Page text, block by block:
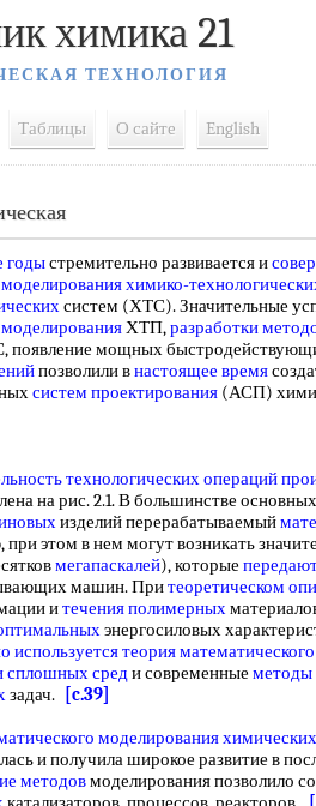
химика 21
ТЕХНОЛОГИЯ
Таблицы О сайте English
годыстремительно развивается и
химико-
систем (ХТС). Значительные
ХТП,разработки
появление мощных
позволили внастоящее время
систем проектирования (АСП)
технологических операций
на рис. 2.1. В большинстве
изделий перерабатываемый
этом в нем могут возникать
мегапаскалей), которые
машин. Притеоретическом
итечения полимерных
энергосиловых
используетсятеория математического
сплошных среди современные методы
задач.
[c.39]
моделирования
и получила широкое развитие в
методовмоделирования позволило